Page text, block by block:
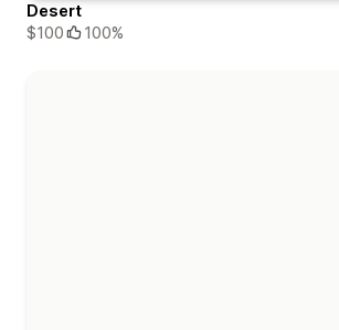
Desert
$100
100%